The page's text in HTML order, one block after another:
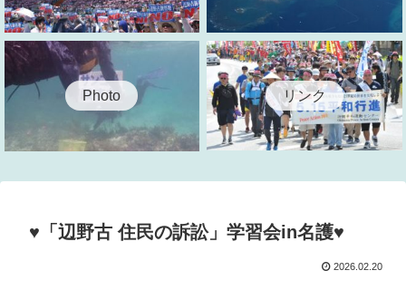
Photo リンク
♥「辺野古 住民の訴訟」学習会in名護♥
2026.02.20